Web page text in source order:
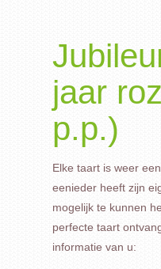
jaar
p.p.)
Elke taart is weer
eenieder heeft zijn
mogelijk te kunnen
perfecte taart
informatie van u: